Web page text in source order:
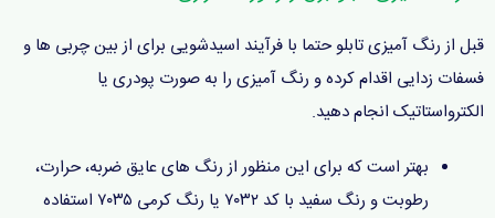
قبل از رنگ آمیزی تابلو حتما با فرآیند اسیدشویی برای از بین چربی ها و
فسفات زدایی اقدام کرده و رنگ آمیزی را به صورت پودری یا
الکترواستاتیک انجام دهید.
بهتر است که برای این منظور از رنگ های عایق ضربه، حرارت،
رطوبت و رنگ سفید با کد ۷۰۳۲ یا رنگ کرمی ۷۰۳۵ استفاده